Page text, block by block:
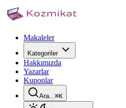
Makaleler
Kategoriler
Hakkımızda
Yazarlar
Kuponlar
Ara...⌘K